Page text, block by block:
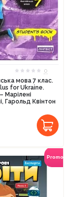
0
мова 7 клас.
for Ukraine.
Марілені
Гарольд Квінтон